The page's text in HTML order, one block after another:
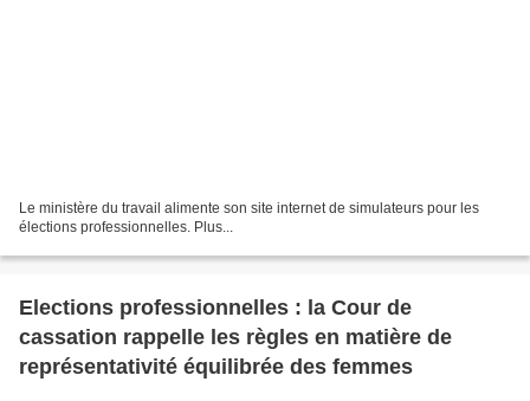
Le ministère du travail alimente son site internet de simulateurs pour les
élections professionnelles. Plus...
Elections professionnelles : la Cour de
cassation rappelle les règles en matière de
représentativité équilibrée des femmes